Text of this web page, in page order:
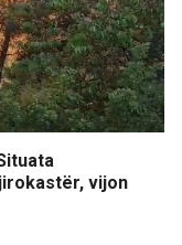
vijon